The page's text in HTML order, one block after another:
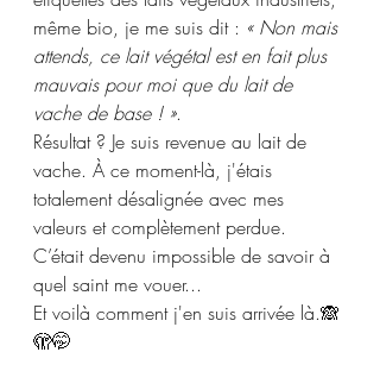
même bio, je me suis dit : « Non mais
attends, ce lait végétal est en fait plus
mauvais pour moi que du lait de
vache de base ! ».
Résultat ? Je suis revenue au lait de
vache. À ce moment-là, j'étais
totalement désalignée avec mes
valeurs et complètement perdue.
C’était devenu impossible de savoir à
quel saint me vouer...
Et voilà comment j'en suis arrivée là.🙈
🫣🤭